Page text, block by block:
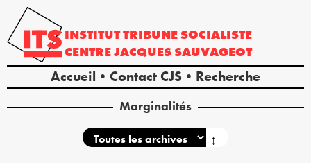
INSTITUTTRIBUNE SOCIALISTE
CENTREJACQUES SAUVAGEOT
Accueil Contact CJS Recherche
Marginalités
↕